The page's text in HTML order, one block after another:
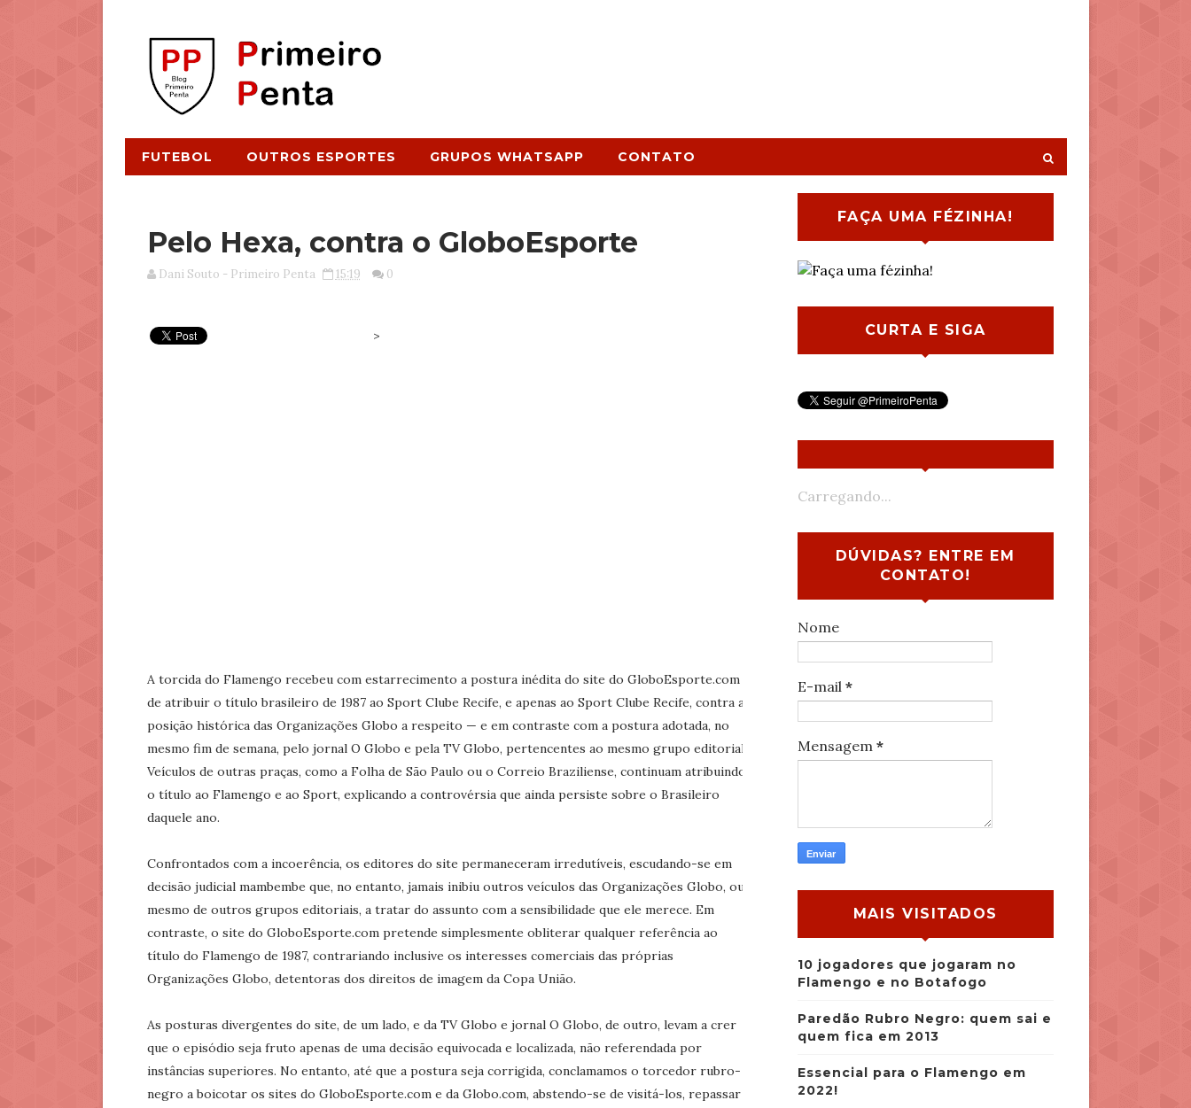
FUTEBOL OUTROS ESPORTES GRUPOS WHATSAPP CONTATO
Pelo Hexa, contra o GloboEsporte
Dani Souto - Primeiro Penta 15:19 0
>
A torcida do Flamengo recebeu com estarrecimento a postura inédita do site do GloboEsporte.com
de atribuir o título brasileiro de 1987 ao Sport Clube Recife, e apenas ao Sport Clube Recife, contra a
posição histórica das Organizações Globo a respeito — e em contraste com a postura adotada, no
mesmo fim de semana, pelo jornal O Globo e pela TV Globo, pertencentes ao mesmo grupo editorial.
Veículos de outras praças, como a Folha de São Paulo ou o Correio Braziliense, continuam atribuindo
o título ao Flamengo e ao Sport, explicando a controvérsia que ainda persiste sobre o Brasileiro
daquele ano.
Confrontados com a incoerência, os editores do site permaneceram irredutíveis, escudando-se em
decisão judicial mambembe que, no entanto, jamais inibiu outros veículos das Organizações Globo, ou
mesmo de outros grupos editoriais, a tratar do assunto com a sensibilidade que ele merece. Em
contraste, o site do GloboEsporte.com pretende simplesmente obliterar qualquer referência ao
título do Flamengo de 1987, contrariando inclusive os interesses comerciais das próprias
Organizações Globo, detentoras dos direitos de imagem da Copa União.
As posturas divergentes do site, de um lado, e da TV Globo e jornal O Globo, de outro, levam a crer
que o episódio seja fruto apenas de uma decisão equivocada e localizada, não referendada por
instâncias superiores. No entanto, até que a postura seja corrigida, conclamamos o torcedor rubro-
negro a boicotar os sites do GloboEsporte.com e da Globo.com, abstendo-se de visitá-los, repassar
FAÇA UMA FÉZINHA!
CURTA E SIGA
Carregando...
DÚVIDAS? ENTRE EM
CONTATO!
Nome
E-mail *
Mensagem *
MAIS VISITADOS
10 jogadores que jogaram no
Flamengo e no Botafogo
Paredão Rubro Negro: quem sai e
quem fica em 2013
Essencial para o Flamengo em
2022!